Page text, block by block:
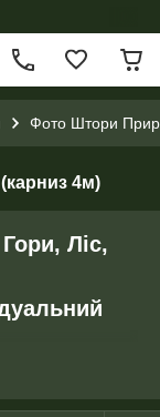
Фото Штори
4м)
Ліс,
клієнта.